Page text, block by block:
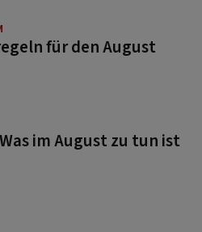
für den August
im August zu tun ist